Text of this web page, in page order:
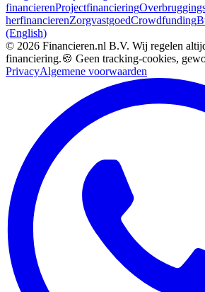
financierenProjectfinanciering
herfinancierenZorgvastgoedCrowdfunding
(English)
© 2026 Financieren.nl B.V. Wij regelen
financiering.🍪 Geen tracking-cookies,
PrivacyAlgemene voorwaarden